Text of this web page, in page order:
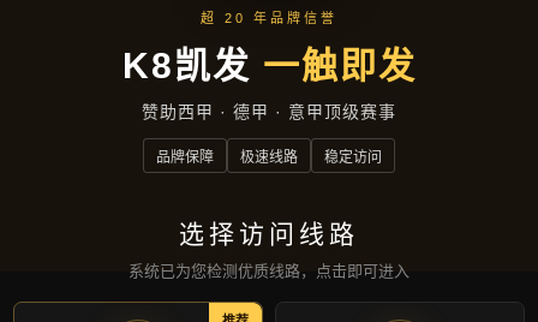
首页 新闻视窗